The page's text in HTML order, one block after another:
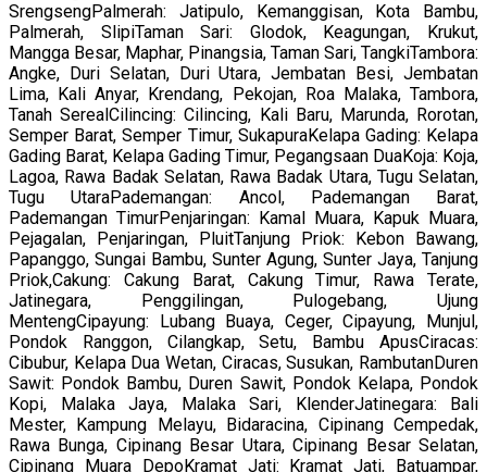
SrengsengPalmerah: Jatipulo, Kemanggisan, Kota Bambu,
Palmerah, SlipiTaman Sari: Glodok, Keagungan, Krukut,
Mangga Besar, Maphar, Pinangsia, Taman Sari, TangkiTambora:
Angke, Duri Selatan, Duri Utara, Jembatan Besi, Jembatan
Lima, Kali Anyar, Krendang, Pekojan, Roa Malaka, Tambora,
Tanah SerealCilincing: Cilincing, Kali Baru, Marunda, Rorotan,
Semper Barat, Semper Timur, SukapuraKelapa Gading: Kelapa
Gading Barat, Kelapa Gading Timur, Pegangsaan DuaKoja: Koja,
Lagoa, Rawa Badak Selatan, Rawa Badak Utara, Tugu Selatan,
Tugu UtaraPademangan: Ancol, Pademangan Barat,
Pademangan TimurPenjaringan: Kamal Muara, Kapuk Muara,
Pejagalan, Penjaringan, PluitTanjung Priok: Kebon Bawang,
Papanggo, Sungai Bambu, Sunter Agung, Sunter Jaya, Tanjung
Priok,Cakung: Cakung Barat, Cakung Timur, Rawa Terate,
Jatinegara, Penggilingan, Pulogebang, Ujung
MentengCipayung: Lubang Buaya, Ceger, Cipayung, Munjul,
Pondok Ranggon, Cilangkap, Setu, Bambu ApusCiracas:
Cibubur, Kelapa Dua Wetan, Ciracas, Susukan, RambutanDuren
Sawit: Pondok Bambu, Duren Sawit, Pondok Kelapa, Pondok
Kopi, Malaka Jaya, Malaka Sari, KlenderJatinegara: Bali
Mester, Kampung Melayu, Bidaracina, Cipinang Cempedak,
Rawa Bunga, Cipinang Besar Utara, Cipinang Besar Selatan,
Cipinang Muara DepoKramat Jati: Kramat Jati, Batuampar,